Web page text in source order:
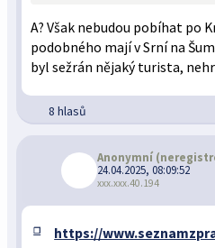
A? Však nebudou pobíhat po
podobného mají v Srní na
byl sežrán nějaký turista,
8 hlasů
Anonymní
24.04.2025, 08:09:52
xxx.xxx.40.194
https://